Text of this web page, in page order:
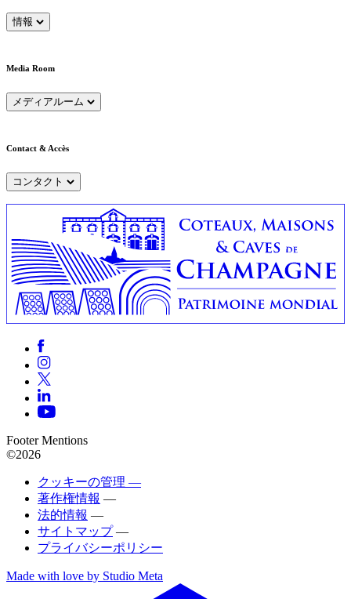
情報
Media Room
メディアルーム
Contact & Accès
コンタクト
Footer Mentions
©2026
クッキーの管理 —
著作権情報 —
法的情報 —
サイトマップ —
プライバシーポリシー
Made with love by Studio Meta